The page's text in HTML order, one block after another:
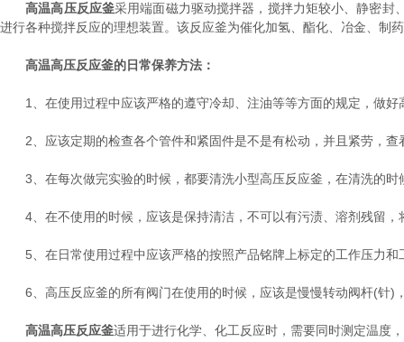
高温高压反应釜采用端面磁力驱动搅拌器，搅拌力矩较小、静密封
进行各种搅拌反应的理想装置。该反应釜为催化加氢、酯化、冶金、制
高温高压反应釜的日常保养方法：
1、在使用过程中应该严格的遵守冷却、注油等等方面的规定，做好
2、应该定期的检查各个管件和紧固件是不是有松动，并且紧劳，查
3、在每次做完实验的时候，都要清洗小型高压反应釜，在清洗的时
4、在不使用的时候，应该是保持清洁，不可以有污渍、溶剂残留，
5、在日常使用过程中应该严格的按照产品铭牌上标定的工作压力和
6、高压反应釜的所有阀门在使用的时候，应该是慢慢转动阀杆(针)
高温高压反应釜适用于进行化学、化工反应时，需要同时测定温度